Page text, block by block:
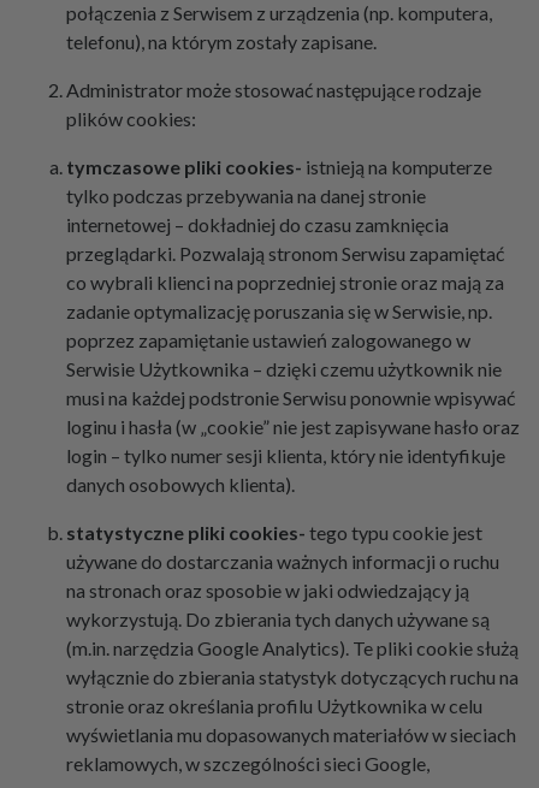
połączenia z Serwisem z urządzenia (np. komputera,
telefonu), na którym zostały zapisane.
Administrator może stosować następujące rodzaje
plików cookies:
tymczasowe pliki cookies- istnieją na komputerze
tylko podczas przebywania na danej stronie
internetowej – dokładniej do czasu zamknięcia
przeglądarki. Pozwalają stronom Serwisu zapamiętać
co wybrali klienci na poprzedniej stronie oraz mają za
zadanie optymalizację poruszania się w Serwisie, np.
poprzez zapamiętanie ustawień zalogowanego w
Serwisie Użytkownika – dzięki czemu użytkownik nie
musi na każdej podstronie Serwisu ponownie wpisywać
loginu i hasła (w „cookie” nie jest zapisywane hasło oraz
login – tylko numer sesji klienta, który nie identyfikuje
danych osobowych klienta).
statystyczne pliki cookies- tego typu cookie jest
używane do dostarczania ważnych informacji o ruchu
na stronach oraz sposobie w jaki odwiedzający ją
wykorzystują. Do zbierania tych danych używane są
(m.in. narzędzia Google Analytics). Te pliki cookie służą
wyłącznie do zbierania statystyk dotyczących ruchu na
stronie oraz określania profilu Użytkownika w celu
wyświetlania mu dopasowanych materiałów w sieciach
reklamowych, w szczególności sieci Google,